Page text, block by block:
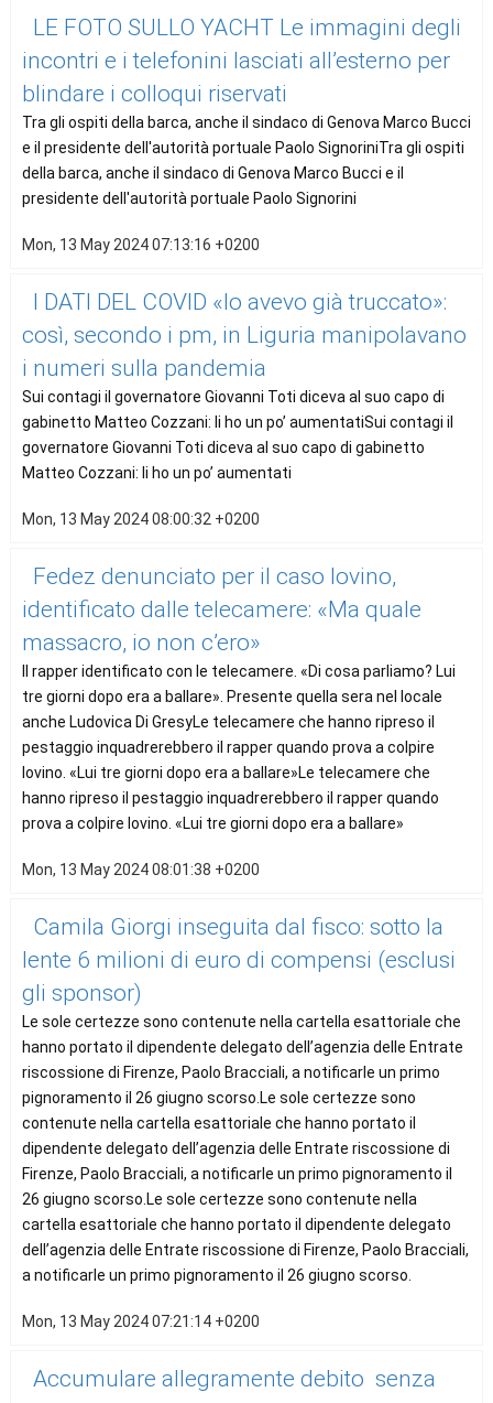
LE FOTO SULLO YACHT Le immagini degli
incontri e i telefonini lasciati all’esterno per
blindare i colloqui riservati
Tra gli ospiti della barca, anche il sindaco di Genova Marco Bucci
e il presidente dell'autorità portuale Paolo SignoriniTra gli ospiti
della barca, anche il sindaco di Genova Marco Bucci e il
presidente dell'autorità portuale Paolo Signorini
Mon, 13 May 2024 07:13:16 +0200
I DATI DEL COVID «Io avevo già truccato»:
così, secondo i pm, in Liguria manipolavano
i numeri sulla pandemia
Sui contagi il governatore Giovanni Toti diceva al suo capo di
gabinetto Matteo Cozzani: li ho un po’ aumentatiSui contagi il
governatore Giovanni Toti diceva al suo capo di gabinetto
Matteo Cozzani: li ho un po’ aumentati
Mon, 13 May 2024 08:00:32 +0200
Fedez denunciato per il caso Iovino,
identificato dalle telecamere: «Ma quale
massacro, io non c’ero»
Il rapper identificato con le telecamere. «Di cosa parliamo? Lui
tre giorni dopo era a ballare». Presente quella sera nel locale
anche Ludovica Di GresyLe telecamere che hanno ripreso il
pestaggio inquadrerebbero il rapper quando prova a colpire
Iovino. «Lui tre giorni dopo era a ballare»Le telecamere che
hanno ripreso il pestaggio inquadrerebbero il rapper quando
prova a colpire Iovino. «Lui tre giorni dopo era a ballare»
Mon, 13 May 2024 08:01:38 +0200
Camila Giorgi inseguita dal fisco: sotto la
lente 6 milioni di euro di compensi (esclusi
gli sponsor)
Le sole certezze sono contenute nella cartella esattoriale che
hanno portato il dipendente delegato dell’agenzia delle Entrate
riscossione di Firenze, Paolo Bracciali, a notificarle un primo
pignoramento il 26 giugno scorso.Le sole certezze sono
contenute nella cartella esattoriale che hanno portato il
dipendente delegato dell’agenzia delle Entrate riscossione di
Firenze, Paolo Bracciali, a notificarle un primo pignoramento il
26 giugno scorso.Le sole certezze sono contenute nella
cartella esattoriale che hanno portato il dipendente delegato
dell’agenzia delle Entrate riscossione di Firenze, Paolo Bracciali,
a notificarle un primo pignoramento il 26 giugno scorso.
Mon, 13 May 2024 07:21:14 +0200
Accumulare allegramente debito senza